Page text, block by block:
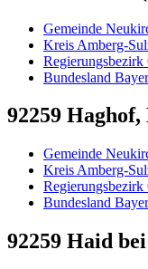
Gemeinde
Kreis Amberg-
Regierungsbezirk
Bundesland
92259
Gemeinde
Kreis Amberg-
Regierungsbezirk
Bundesland
92259 Haid